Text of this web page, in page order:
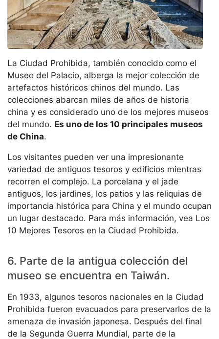
La Ciudad Prohibida, también conocido como el
Museo del Palacio, alberga la mejor colección de
artefactos históricos chinos del mundo. Las
colecciones abarcan miles de años de historia
china y es considerado uno de los mejores museos
del mundo. Es uno de los 10 principales museos
de China.
Los visitantes pueden ver una impresionante
variedad de antiguos tesoros y edificios mientras
recorren el complejo. La porcelana y el jade
antiguos, los jardines, los patios y las reliquias de
importancia histórica para China y el mundo ocupan
un lugar destacado. Para más información, vea Los
10 Mejores Tesoros en la Ciudad Prohibida.
6. Parte de la antigua colección del
museo se encuentra en Taiwán.
En 1933, algunos tesoros nacionales en la Ciudad
Prohibida fueron evacuados para preservarlos de la
amenaza de invasión japonesa. Después del final
de la Segunda Guerra Mundial, parte de la